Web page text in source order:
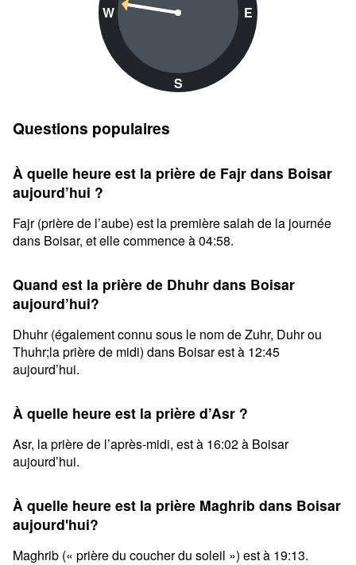
W
S
E
Questions populaires
À quelle heure est la prière de Fajr dans Boisar
aujourd’hui ?
Fajr (prière de l’aube) est la première salah de la journée
dans Boisar, et elle commence à 04:58.
Quand est la prière de Dhuhr dans Boisar
aujourd’hui?
Dhuhr (également connu sous le nom de Zuhr, Duhr ou
Thuhr;la prière de midi) dans Boisar est à 12:45
aujourd’hui.
À quelle heure est la prière d’Asr ?
Asr, la prière de l’après-midi, est à 16:02 à Boisar
aujourd’hui.
À quelle heure est la prière Maghrib dans Boisar
aujourd'hui?
Maghrib (« prière du coucher du soleil ») est à 19:13.